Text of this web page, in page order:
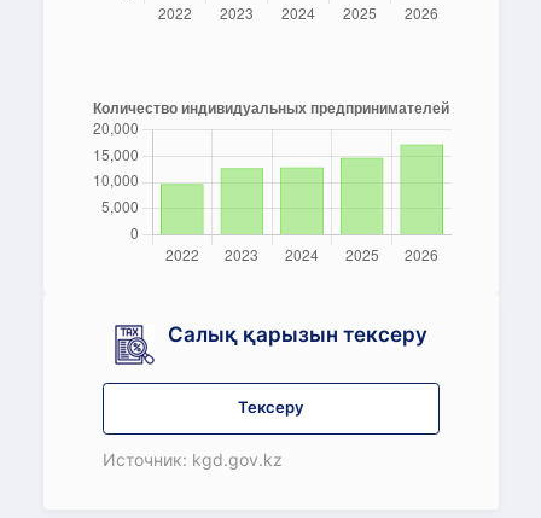
Салық қарызын тексеру
Тексеру
Источник: kgd.gov.kz